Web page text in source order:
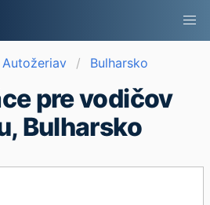
Autožeriav Bulharsko
pre vodičov
Bulharsko